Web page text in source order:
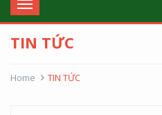
Toggle
navigation
TIN TỨC
Home TIN TỨC